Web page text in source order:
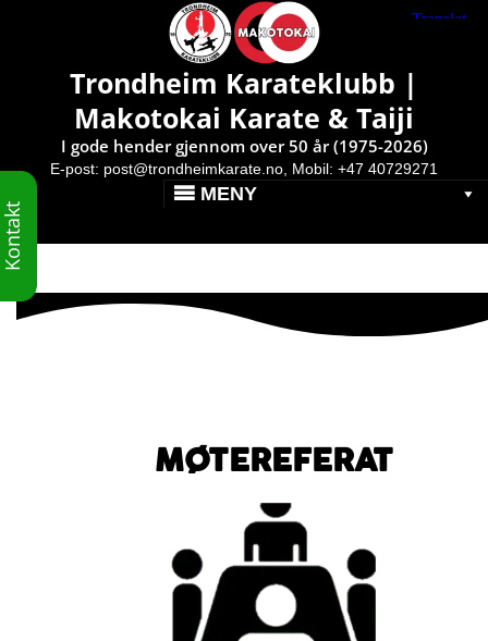
Makotokai Karate & Taiji }
Trondheim Karateklubb |
Makotokai Karate & Taiji
I gode hender gjennom over 50 år (1975-2026)
E-post: post@trondheimkarate.no, Mobil: +47 40729271
MENY
MØTEREFERAT
Kontakt